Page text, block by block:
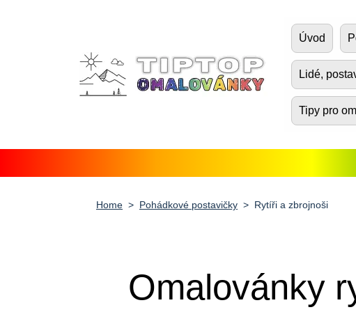
Úvod
Lidé,
Tipy pro
Pohádkové postavičky
Dopravní prostředky
Příroda
Fantasy
Lidé, postavy a profese
Home Pohádkové postavičky Rytíři a zbrojnoši
Omalovánky